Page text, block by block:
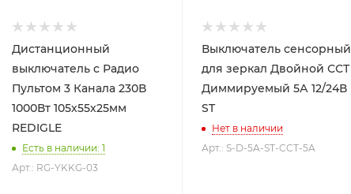
Дистанционный
выключатель c Радио
Пультом 3 Канала 230В
1000Вт 105х55х25мм
REDIGLE
Есть в наличии: 1
Арт.: RG-YKKG-03
Выключатель сенсорный
для зеркал Двойной ССТ
Диммируемый 5А 12/24В
ST
Нет в наличии
Арт.: S-D-5A-ST-CCT-5A